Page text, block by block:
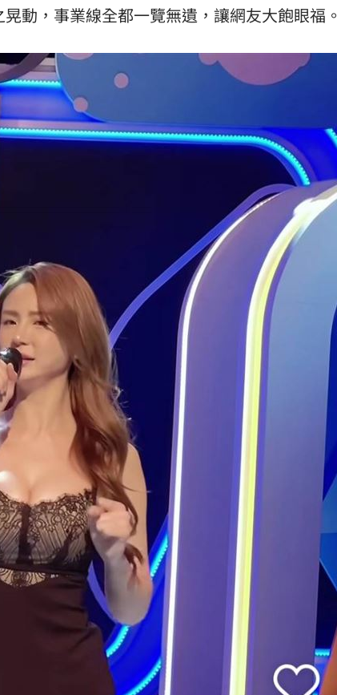
動，事業線全都一覽無遺，讓網友大飽眼福。